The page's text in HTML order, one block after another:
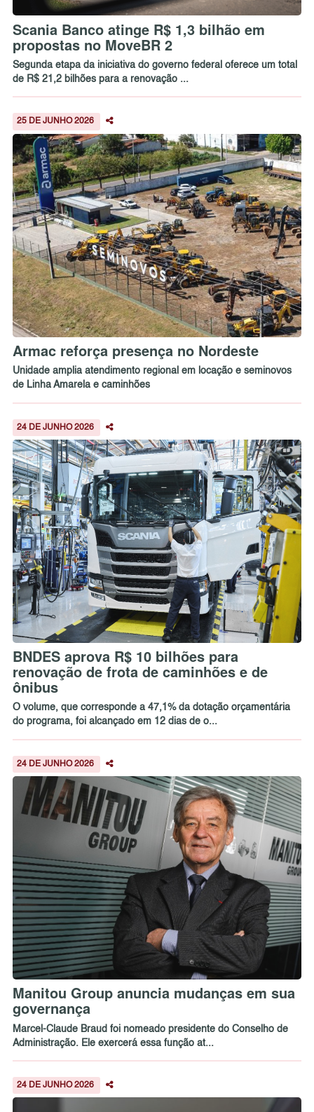
Scania Banco atinge R$ 1,3 bilhão em
propostas no MoveBR 2
Segunda etapa da iniciativa do governo federal oferece um total
de R$ 21,2 bilhões para a renovação ...
25 DE JUNHO 2026
Armac reforça presença no Nordeste
Unidade amplia atendimento regional em locação e seminovos
de Linha Amarela e caminhões
24 DE JUNHO 2026
BNDES aprova R$ 10 bilhões para
renovação de frota de caminhões e de
ônibus
O volume, que corresponde a 47,1% da dotação orçamentária
do programa, foi alcançado em 12 dias de o...
24 DE JUNHO 2026
Manitou Group anuncia mudanças em sua
governança
Marcel-Claude Braud foi nomeado presidente do Conselho de
Administração. Ele exercerá essa função at...
24 DE JUNHO 2026